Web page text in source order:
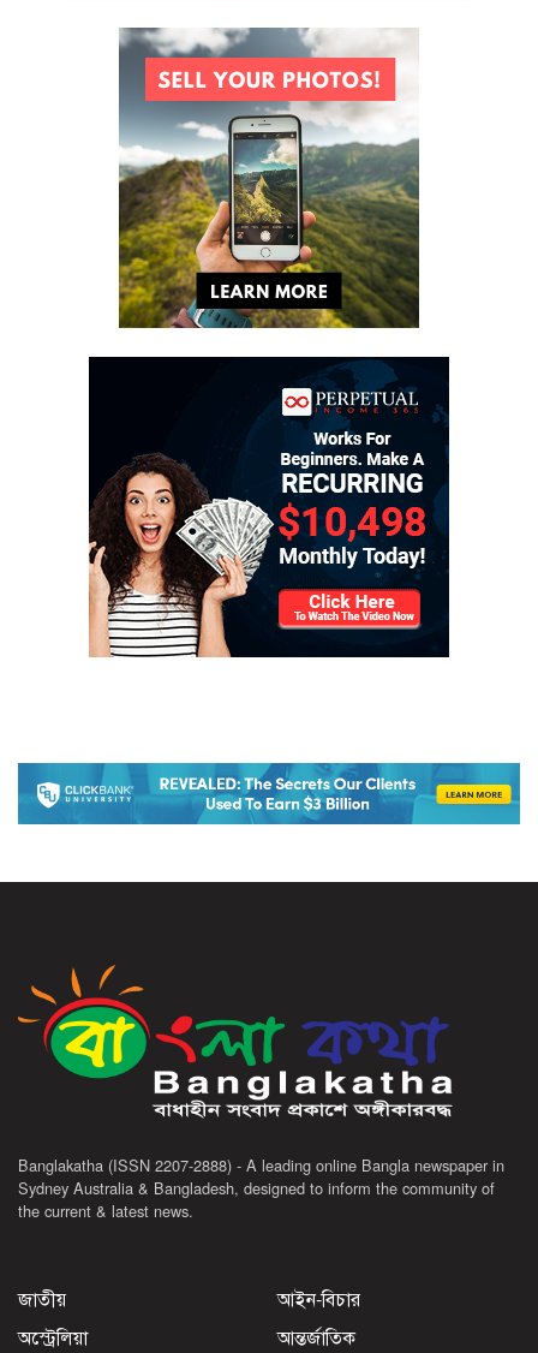
Banglakatha (ISSN 2207-2888) - A leading online Bangla newspaper in
Sydney Australia & Bangladesh, designed to inform the community of
the current & latest news.
জাতীয়
আইন-বিচার
অস্ট্রেলিয়া
আন্তর্জাতিক